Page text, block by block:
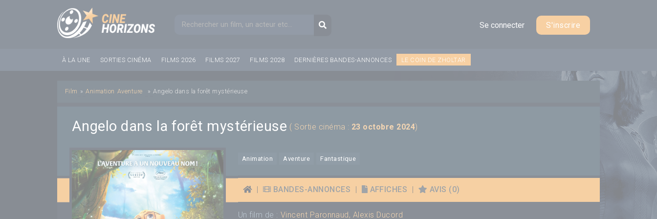
Formulaire de rechercheRecherche
Se connecter S'inscrire
À LA UNE SORTIES CINÉMA FILMS 2026 FILMS 2027 FILMS 2028 DERNIÈRES BANDES-ANNONCES LE COIN DE ZHOLTAR
Film » Animation Aventure » Angelo dans la forêt mystérieuse
Angelo dans la forêt mystérieuse ( Sortie cinéma : 23 octobre 2024)
Animation Aventure Fantastique
BANDES-ANNONCES AFFICHES AVIS (0)
Un film de : Vincent Paronnaud , Alexis Ducord
Panneau de gestion des cookies